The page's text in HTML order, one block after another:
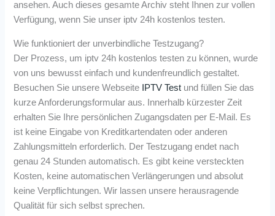
ansehen. Auch dieses gesamte Archiv steht Ihnen zur vollen
Verfügung, wenn Sie unser iptv 24h kostenlos testen.
Wie funktioniert der unverbindliche Testzugang?
Der Prozess, um iptv 24h kostenlos testen zu können, wurde
von uns bewusst einfach und kundenfreundlich gestaltet.
Besuchen Sie unsere Webseite IPTV Test und füllen Sie das
kurze Anforderungsformular aus. Innerhalb kürzester Zeit
erhalten Sie Ihre persönlichen Zugangsdaten per E-Mail. Es
ist keine Eingabe von Kreditkartendaten oder anderen
Zahlungsmitteln erforderlich. Der Testzugang endet nach
genau 24 Stunden automatisch. Es gibt keine versteckten
Kosten, keine automatischen Verlängerungen und absolut
keine Verpflichtungen. Wir lassen unsere herausragende
Qualität für sich selbst sprechen.